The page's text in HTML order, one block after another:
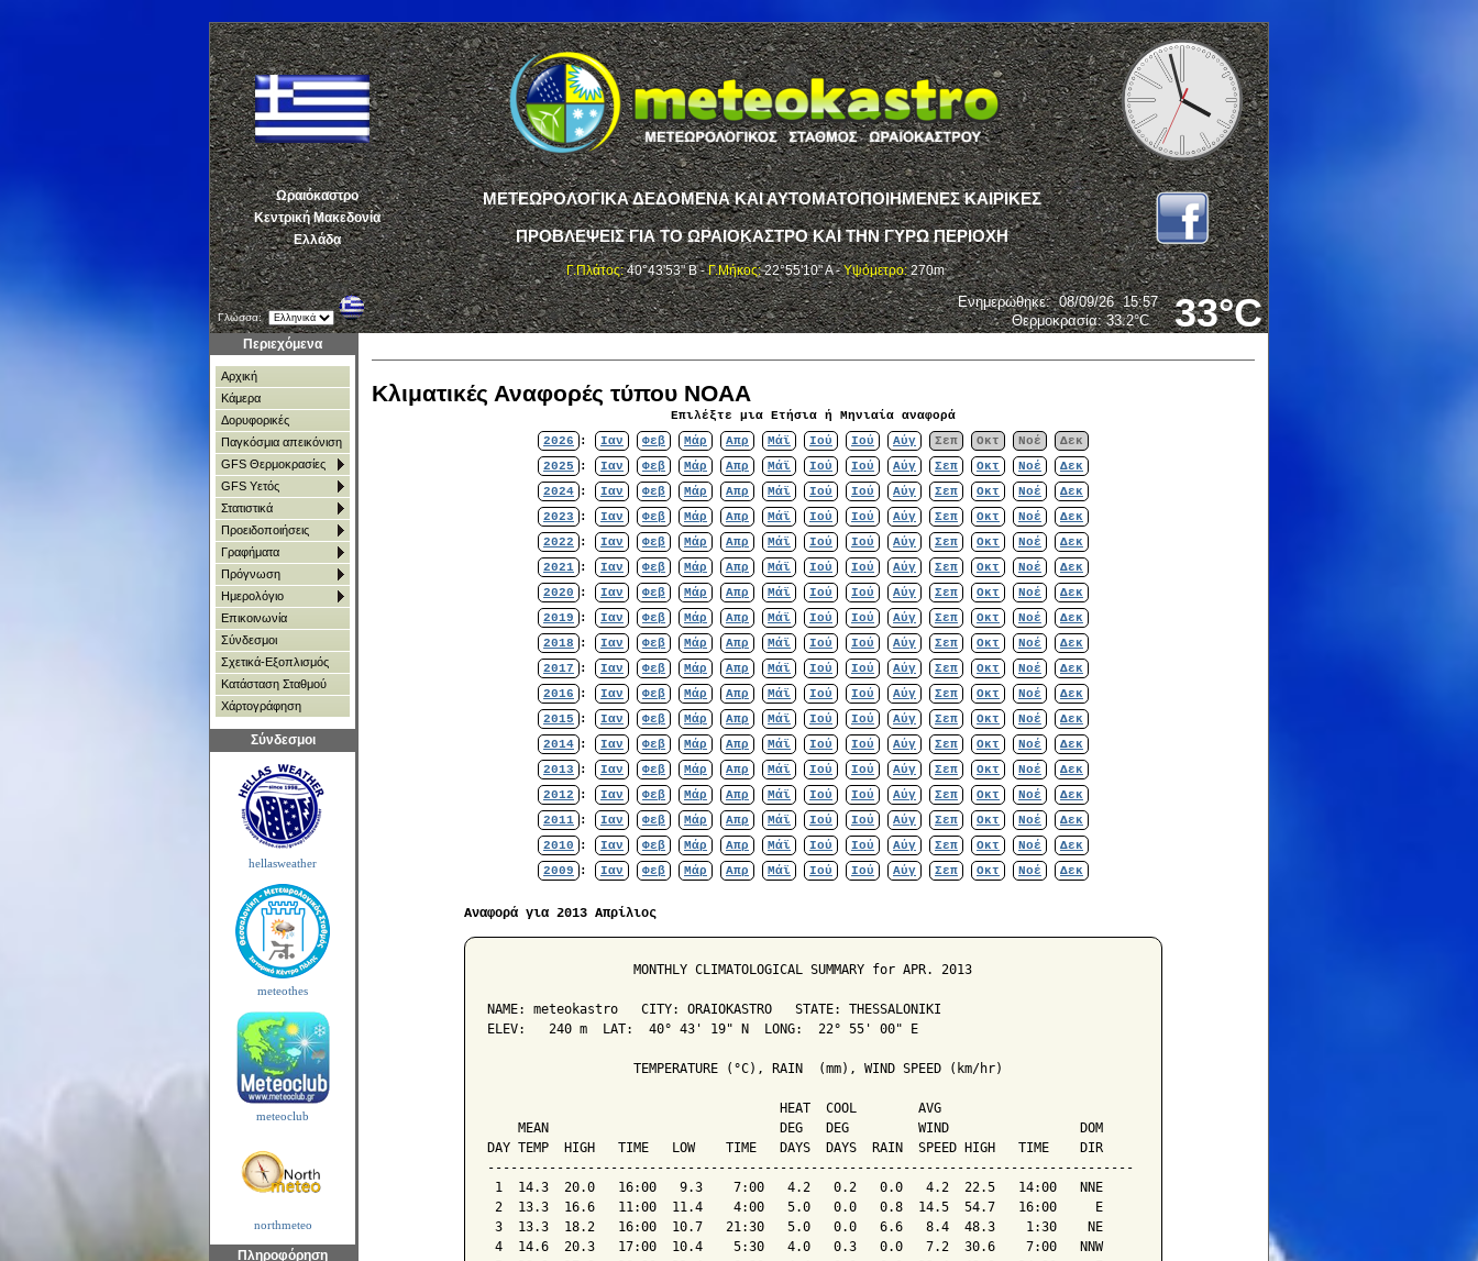
Ωραιόκαστρο
Κεντρική Μακεδονία
Ελλάδα
ΜΕΤΕΩΡΟΛΟΓΙΚΑ ΔΕΔΟΜΕΝΑ ΚΑΙ ΑΥΤΟΜΑΤΟΠΟΙΗΜΕΝΕΣ ΚΑΙΡΙΚΕΣ
ΠΡΟΒΛΕΨΕΙΣ ΓΙΑ ΤΟ ΩΡΑΙΟΚΑΣΤΡΟ ΚΑΙ ΤΗΝ ΓΥΡΩ ΠΕΡΙΟΧΗ
Γ.Πλάτος:40°43'53" Β - Γ.Μήκος:22°55'10" Α -Υψόμετρο:270m
Γλώσσα: 33°C
Ενημερώθηκε:08/09/26 15:57
Θερμοκρασία:33.2°C
Περιεχόμενα
Αρχική
Κάμερα
Δορυφορικές
Παγκόσμια απεικόνιση
GFS Θερμοκρασίες
GFS Υετός
Στατιστικά
Προειδοποιήσεις
Γραφήματα
Πρόγνωση
Ημερολόγιο
Επικοινωνία
Σύνδεσμοι
Σχετικά-Εξοπλισμός
Κατάσταση Σταθμού
Χάρτoγράφηση
Σύνδεσμοι
hellasweather
meteothes
meteoclub
northmeteo
Πληροφόρηση
Κλιματικές Αναφορές τύπου NOAA
Επιλέξτε μια Ετήσια ή Μηνιαία αναφορά
2026
: Ιαν Φεβ Μάρ Απρ Μάϊ Ιού Ιού Αύγ Σεπ Οκτ Νοέ
Δεκ
2025
: Ιαν Φεβ Μάρ Απρ Μάϊ Ιού Ιού Αύγ Σεπ Οκτ Νοέ
Δεκ
2024 : Ιαν Φεβ Μάρ Απρ Μάϊ Ιού Ιού Αύγ Σεπ Οκτ Νοέ
Δεκ
2023
: Ιαν Φεβ Μάρ Απρ Μάϊ Ιού Ιού Αύγ Σεπ Οκτ Νοέ
Δεκ
2022
: Ιαν Φεβ Μάρ Απρ Μάϊ Ιού Ιού Αύγ Σεπ Οκτ Νοέ
Δεκ
2021 : Ιαν Φεβ Μάρ Απρ Μάϊ Ιού Ιού Αύγ Σεπ Οκτ Νοέ
Δεκ
2020
: Ιαν Φεβ Μάρ Απρ Μάϊ Ιού Ιού Αύγ Σεπ Οκτ Νοέ
Δεκ
2019
: Ιαν Φεβ Μάρ Απρ Μάϊ Ιού Ιού Αύγ Σεπ Οκτ Νοέ
Δεκ
2018
: Ιαν Φεβ Μάρ Απρ Μάϊ Ιού Ιού Αύγ Σεπ Οκτ Νοέ
Δεκ
2017
: Ιαν Φεβ Μάρ Απρ Μάϊ Ιού Ιού Αύγ Σεπ Οκτ Νοέ
Δεκ
2016
: Ιαν Φεβ Μάρ Απρ Μάϊ Ιού Ιού Αύγ Σεπ Οκτ Νοέ
Δεκ
2015
: Ιαν Φεβ Μάρ Απρ Μάϊ Ιού Ιού Αύγ Σεπ Οκτ Νοέ
Δεκ
2014 : Ιαν Φεβ Μάρ Απρ Μάϊ Ιού Ιού Αύγ Σεπ Οκτ Νοέ
Δεκ
2013
: Ιαν Φεβ Μάρ Απρ Μάϊ Ιού Ιού Αύγ Σεπ Οκτ Νοέ
Δεκ
2012
: Ιαν Φεβ Μάρ Απρ Μάϊ Ιού Ιού Αύγ Σεπ Οκτ Νοέ
Δεκ
2011 : Ιαν Φεβ Μάρ Απρ Μάϊ Ιού Ιού Αύγ Σεπ Οκτ Νοέ
Δεκ
2010
: Ιαν Φεβ Μάρ Απρ Μάϊ Ιού Ιού Αύγ Σεπ Οκτ Νοέ
Δεκ
2009
: Ιαν Φεβ Μάρ Απρ Μάϊ Ιού Ιού Αύγ Σεπ Οκτ Νοέ Δεκ
Αναφορά για 2013 Απρίλιος
                   MONTHLY CLIMATOLOGICAL SUMMARY for APR. 2013
NAME: meteokastro   CITY: ORAIOKASTRO   STATE: THESSALONIKI
ELEV:   240 m  LAT:  40° 43' 19" N  LONG:  22° 55' 00" E
                   TEMPERATURE (°C), RAIN  (mm), WIND SPEED (km/hr)
                                      HEAT  COOL        AVG
    MEAN                              DEG   DEG         WIND                 DOM
DAY TEMP  HIGH   TIME   LOW    TIME   DAYS  DAYS  RAIN  SPEED HIGH   TIME    DIR
------------------------------------------------------------------------------------
1  14.3  20.0   16:00   9.3    7:00   4.2   0.2   0.0   4.2  22.5   14:00   NNE
2  13.3  16.6   11:00  11.4    4:00   5.0   0.0   0.8  14.5  54.7   16:00     E
3  13.3  18.2   16:00  10.7   21:30   5.0   0.0   6.6   8.4  48.3    1:30    NE
4  14.6  20.3   17:00  10.4    5:30   4.0   0.3   0.0   7.2  30.6    7:00   NNW